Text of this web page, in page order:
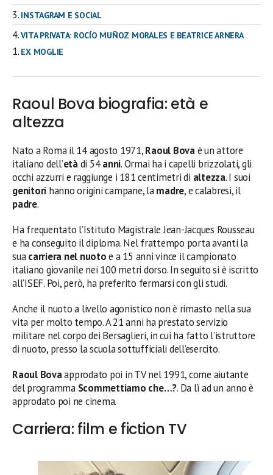
INSTAGRAM E SOCIAL
VITA PRIVATA: ROCÍO MUÑOZ MORALES E BEATRICE ARNERA
EX MOGLIE
Raoul Bova biografia: età e
altezza
Nato a Roma il 14 agosto 1971,Raoul Bovaè un attore
italiano dell’etàdi 54anni. Ormai ha i capelli brizzolati, gli
occhi azzurri e raggiunge i 181 centimetri di altezza. I suoi
genitori hanno origini campane, lamadre, e calabresi, il
padre.
Ha frequentato l’Istituto Magistrale Jean-Jacques Rousseau
e ha conseguito il diploma. Nel frattempo porta avanti la
suacarriera nel nuotoe a 15 anni vince il campionato
italiano giovanile nei 100 metri dorso. In seguito si è iscritto
all’ISEF. Poi, però, ha preferito fermarsi con gli studi.
Anche il nuoto a livello agonistico non è rimasto nella sua
vita per molto tempo. A 21 anni ha prestato servizio
militare nel corpo dei Bersaglieri, in cui ha fatto l’istruttore
di nuoto, presso la scuola sottufficiali dell’esercito.
Raoul Bovaapprodato poi in TV nel 1991, come aiutante
del programma Scommettiamo che…?. Da lì ad un anno è
approdato poi ne cinema.
Carriera: film e fiction TV